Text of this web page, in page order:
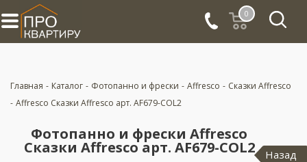
0
Главная - Каталог - Фотопанно и фрески - Affresco - Сказки Affresco
- Affresco Сказки Affresco арт. AF679-COL2
Фотопанно и фрески Affresco
Сказки Affresco арт. AF679-COL2 Назад